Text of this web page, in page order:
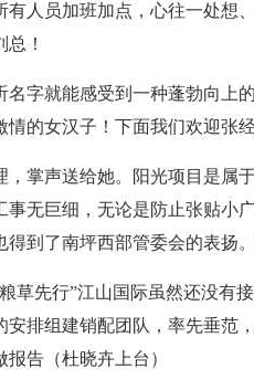
有人员加班加点，心往一处想
！
名字就能感受到一种蓬勃向上
的女汉子！下面我们欢迎张
，掌声送给她。阳光项目是属
事无巨细，无论是防止张贴小
到了南坪西部管委会的表扬
草先行”江山国际虽然还没有
安排组建销配团队，率先垂范
告（杜晓卉上台）